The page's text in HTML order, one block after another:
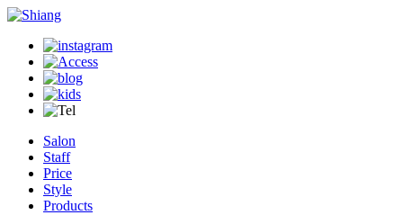
Salon
Staff
Price
Style
Products